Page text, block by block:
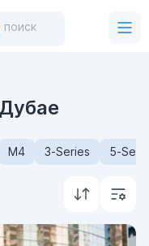
поиск
M4 3-Series 5-